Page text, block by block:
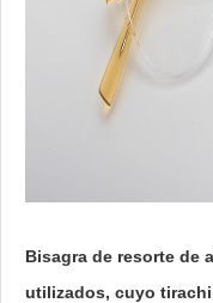
Bisagra de resorte de
utilizados, cuyo